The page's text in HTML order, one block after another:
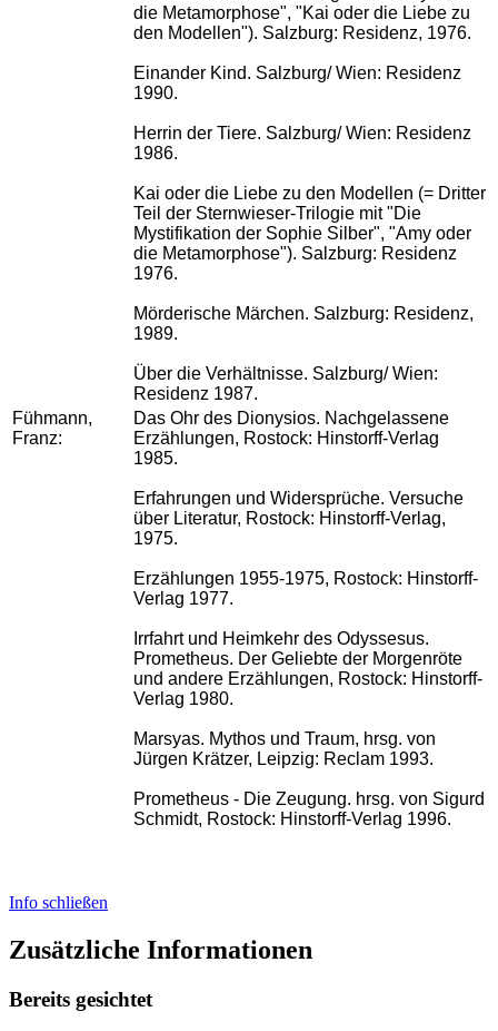
die Metamorphose", "Kai oder die Liebe zu
den Modellen"). Salzburg: Residenz, 1976.
Einander Kind. Salzburg/ Wien: Residenz
1990.
Herrin der Tiere. Salzburg/ Wien: Residenz
1986.
Kai oder die Liebe zu den Modellen (= Dritter
Teil der Sternwieser-Trilogie mit "Die
Mystifikation der Sophie Silber", "Amy oder
die Metamorphose"). Salzburg: Residenz
1976.
Mörderische Märchen. Salzburg: Residenz,
1989.
Über die Verhältnisse. Salzburg/ Wien:
Residenz 1987.
Fühmann,
Franz:
Das Ohr des Dionysios. Nachgelassene
Erzählungen, Rostock: Hinstorff-Verlag
1985.
Erfahrungen und Widersprüche. Versuche
über Literatur, Rostock: Hinstorff-Verlag,
1975.
Erzählungen 1955-1975, Rostock: Hinstorff-
Verlag 1977.
Irrfahrt und Heimkehr des Odyssesus.
Prometheus. Der Geliebte der Morgenröte
und andere Erzählungen, Rostock: Hinstorff-
Verlag 1980.
Marsyas. Mythos und Traum, hrsg. von
Jürgen Krätzer, Leipzig: Reclam 1993.
Prometheus - Die Zeugung. hrsg. von Sigurd
Schmidt, Rostock: Hinstorff-Verlag 1996.
Info schließen
Zusätzliche Informationen
Bereits gesichtet